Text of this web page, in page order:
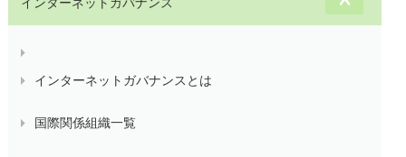
インターネットガバナンスとは
国際関係組織一覧